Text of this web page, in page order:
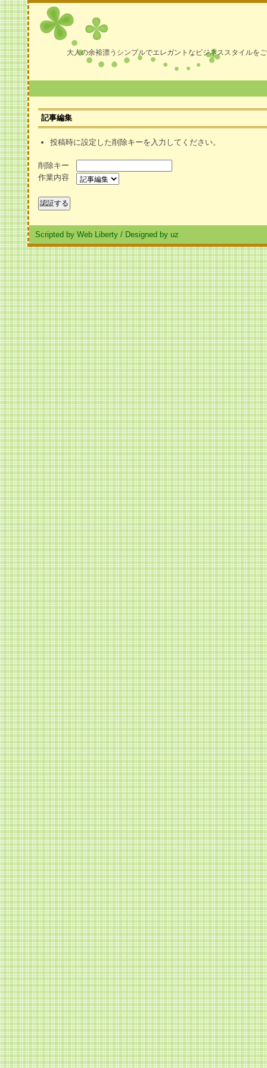
大人の余裕漂うシンプルでエレガントなビジネススタイルを
記事編集
投稿時に設定した削除キーを入力してください。
削除キー
作業内容
Scripted by Web Liberty / Designed by uz